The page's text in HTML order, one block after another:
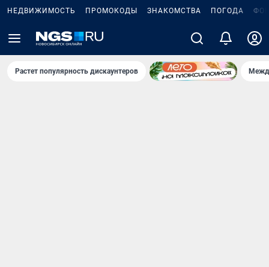
НЕДВИЖИМОСТЬ ПРОМОКОДЫ ЗНАКОМСТВА ПОГОДА
Растет популярность дискаунтеров